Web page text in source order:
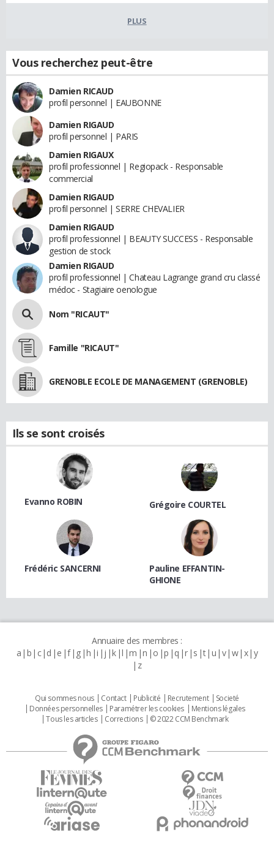
PLUS
Vous recherchez peut-être
Damien RICAUD
profil personnel | EAUBONNE
Damien RIGAUD
profil personnel | PARIS
Damien RIGAUX
profil professionnel | Regiopack - Responsable
commercial
Damien RIGAUD
profil personnel | SERRE CHEVALIER
Damien RIGAUD
profil professionnel | BEAUTY SUCCESS - Responsable
gestion de stock
Damien RIGAUD
profil professionnel | Chateau Lagrange grand cru classé
médoc - Stagiaire oenologue
Nom "RICAUT"
Famille "RICAUT"
GRENOBLE ECOLE DE MANAGEMENT (GRENOBLE)
Ils se sont croisés
Evanno ROBIN Grégoire COURTEL
Frédéric SANCERNI
Pauline EFFANTIN-
GHIONE
Annuaire des membres :
a b c d e f g h i j k l m n o p q r s t u v w x y
z
Qui sommes nous Contact Publicité Recrutement
Societé
Données personnelles
Paramétrer les cookies
Mentions légales
Tous les articles
Corrections © 2022 CCM Benchmark